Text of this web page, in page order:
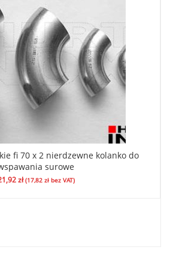
fi 70 x 2 nierdzewne kolanko do
surowe
zł (17,82 złbez VAT)